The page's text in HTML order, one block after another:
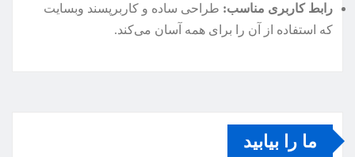
رابط کاربری مناسب: طراحی ساده و کاربرپسند وبسایت
که استفاده از آن را برای همه آسان می‌کند.
ما را بیابید